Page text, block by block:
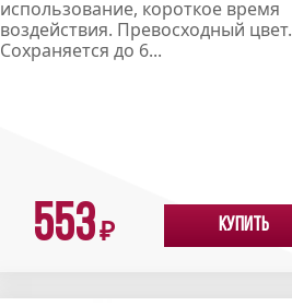
использование, короткое время
воздействия. Превосходный цвет.
Сохраняется до 6...
553₽ Купить